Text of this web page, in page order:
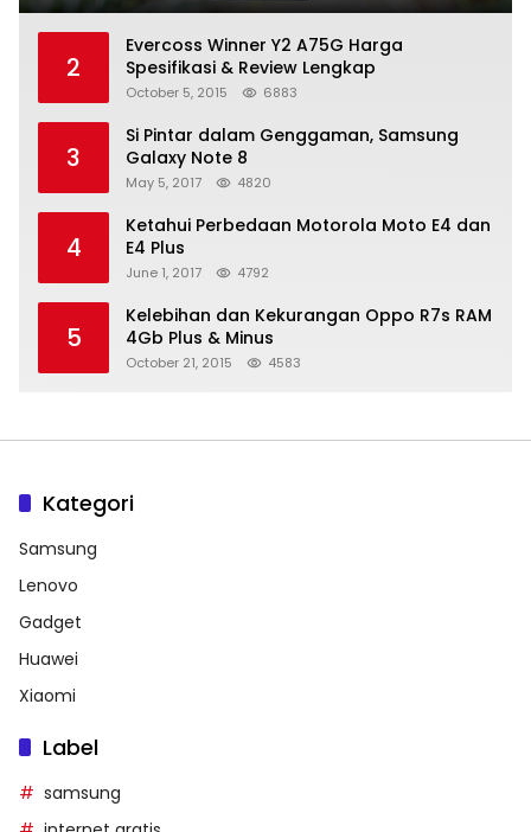
2
Evercoss Winner Y2 A75G Harga
Spesifikasi & Review Lengkap
October 5, 2015 6883
3
Si Pintar dalam Genggaman, Samsung
Galaxy Note 8
May 5, 2017 4820
4
Ketahui Perbedaan Motorola Moto E4 dan
E4 Plus
June 1, 2017 4792
5
Kelebihan dan Kekurangan Oppo R7s RAM
4Gb Plus & Minus
October 21, 2015 4583
Kategori
Samsung
Lenovo
Gadget
Huawei
Xiaomi
Label
samsung